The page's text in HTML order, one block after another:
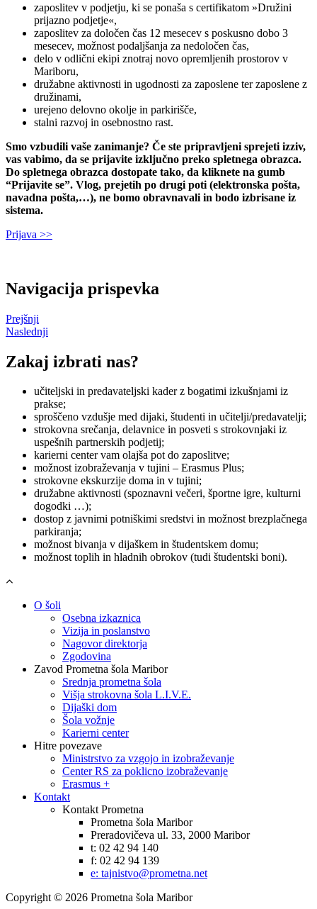
zaposlitev v podjetju, ki se ponaša s certifikatom »Družini
prijazno podjetje«,
zaposlitev za določen čas 12 mesecev s poskusno dobo 3
mesecev, možnost podaljšanja za nedoločen čas,
delo v odlični ekipi znotraj novo opremljenih prostorov v
Mariboru,
družabne aktivnosti in ugodnosti za zaposlene ter zaposlene z
družinami,
urejeno delovno okolje in parkirišče,
stalni razvoj in osebnostno rast.
Smo vzbudili vaše zanimanje? Če ste pripravljeni sprejeti izziv,
vas vabimo, da se prijavite izključno preko spletnega obrazca.
Do spletnega obrazca dostopate tako, da kliknete na gumb
“Prijavite se”. Vlog, prejetih po drugi poti (elektronska pošta,
navadna pošta,…), ne bomo obravnavali in bodo izbrisane iz
sistema.
Prijava >>
Navigacija prispevka
Prejšnji
Naslednji
Zakaj izbrati nas?
učiteljski in predavateljski kader z bogatimi izkušnjami iz
prakse;
sproščeno vzdušje med dijaki, študenti in učitelji/predavatelji;
strokovna srečanja, delavnice in posveti s strokovnjaki iz
uspešnih partnerskih podjetij;
karierni center vam olajša pot do zaposlitve;
možnost izobraževanja v tujini – Erasmus Plus;
strokovne ekskurzije doma in v tujini;
družabne aktivnosti (spoznavni večeri, športne igre, kulturni
dogodki …);
dostop z javnimi potniškimi sredstvi in možnost brezplačnega
parkiranja;
možnost bivanja v dijaškem in študentskem domu;
možnost toplih in hladnih obrokov (tudi študentski boni).
O šoli
Osebna izkaznica
Vizija in poslanstvo
Nagovor direktorja
Zgodovina
Zavod Prometna šola Maribor
Srednja prometna šola
Višja strokovna šola L.I.V.E.
Dijaški dom
Šola vožnje
Karierni center
Hitre povezave
Ministrstvo za vzgojo in izobraževanje
Center RS za poklicno izobraževanje
Erasmus +
Kontakt
Kontakt Prometna
Prometna šola Maribor
Preradovičeva ul. 33, 2000 Maribor
t: 02 42 94 140
f: 02 42 94 139
e: tajnistvo@prometna.net
Copyright © 2026 Prometna šola Maribor